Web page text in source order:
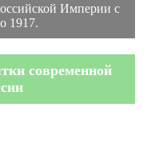
Империи с
1917.
современной